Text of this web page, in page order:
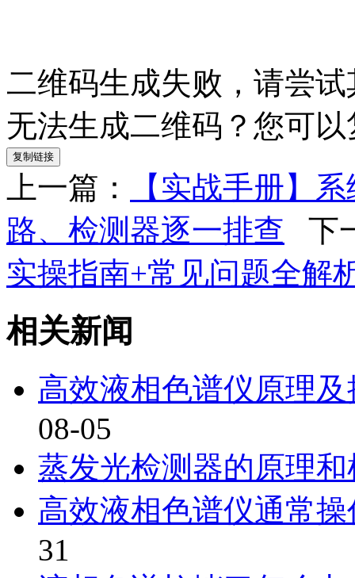
二维码生成失败，请尝
无法生成二维码？您可
复制链接
上一篇：
【实战手册】
路、检测器逐一排查 下
实操指南+常见问题全解
相关新闻
高效液相色谱仪原理
08-05
蒸发光检测器的原理
高效液相色谱仪通常
31